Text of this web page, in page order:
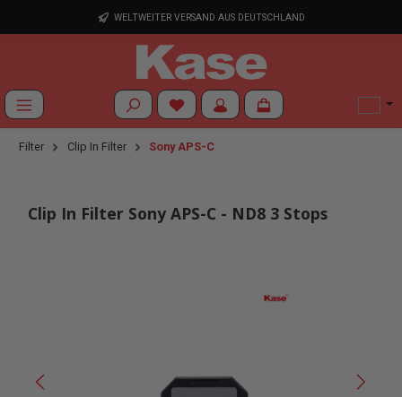
Zum Hauptinhalt springenWELTWEITER VERSAND AUS DEUTSCHLAND
Du hast 0 Produkte auf dem Merkzettel
Filter Clip In Filter Sony APS-C
Clip In Filter Sony APS-C - ND8 3 Stops